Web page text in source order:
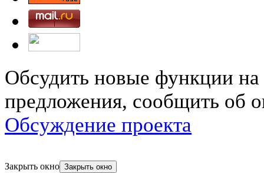
Обсудить новые функции на
предложения, сообщить об
Обсуждение проекта
Закрыть окно